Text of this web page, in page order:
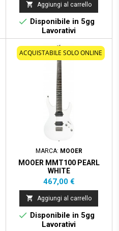
 Aggiungi al carrello
 Disponibile in 5gg
Lavorativi
ACQUISTABILE SOLO ONLINE
MARCA: MOOER
MOOER MMT100 PEARL
WHITE
Prezzo
467,00 €
 Aggiungi al carrello
 Disponibile in 5gg
Lavorativi